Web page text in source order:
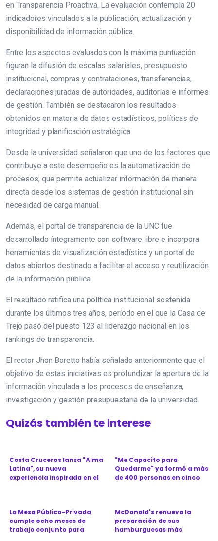
en Transparencia Proactiva. La evaluación contempla 20
indicadores vinculados a la publicación, actualización y
disponibilidad de información pública.
Entre los aspectos evaluados con la máxima puntuación
figuran la difusión de escalas salariales, presupuesto
institucional, compras y contrataciones, transferencias,
declaraciones juradas de autoridades, auditorías e informes
de gestión. También se destacaron los resultados
obtenidos en materia de datos estadísticos, políticas de
integridad y planificación estratégica.
Desde la universidad señalaron que uno de los factores que
contribuye a este desempeño es la automatización de
procesos, que permite actualizar información de manera
directa desde los sistemas de gestión institucional sin
necesidad de carga manual.
Además, el portal de transparencia de la UNC fue
desarrollado íntegramente con software libre e incorpora
herramientas de visualización estadística y un portal de
datos abiertos destinado a facilitar el acceso y reutilización
de la información pública.
El resultado ratifica una política institucional sostenida
durante los últimos tres años, período en el que la Casa de
Trejo pasó del puesto 123 al liderazgo nacional en los
rankings de transparencia.
El rector Jhon Boretto había señalado anteriormente que el
objetivo de estas iniciativas es profundizar la apertura de la
información vinculada a los procesos de enseñanza,
investigación y gestión presupuestaria de la universidad.
Quizás también te interese
Costa Cruceros lanza "Alma
Latina", su nueva
experiencia inspirada en el
"Me Capacito para
Quedarme" ya formó a más
de 400 personas en cinco
La Mesa Público-Privada
cumple ocho meses de
trabajo conjunto para
McDonald's renueva la
preparación de sus
hamburguesas más